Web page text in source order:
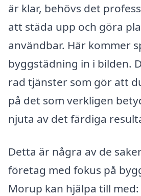
är klar, behövs det
att städa upp och göra
användbar. Här kommer
byggstädning in i bilden.
rad tjänster som gör att
på det som verkligen
njuta av det färdiga
Detta är några av de
företag med fokus på
Morup kan hjälpa till med: